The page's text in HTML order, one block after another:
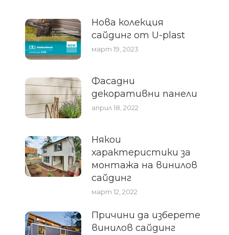
Нова колекция
сайдинг от U-plast
март 19, 2023
Фасадни
декоративни панели
април 18, 2022
Някои
характеристики за
монтажа на винилов
сайдинг
март 12, 2022
Причини да изберете
винилов сайдинг